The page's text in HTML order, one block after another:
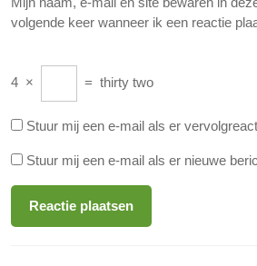
volgende keer wanneer ik een reactie
4 × = thirty two
Stuur mij een e-mail als er
Stuur mij een e-mail als er nieuwe